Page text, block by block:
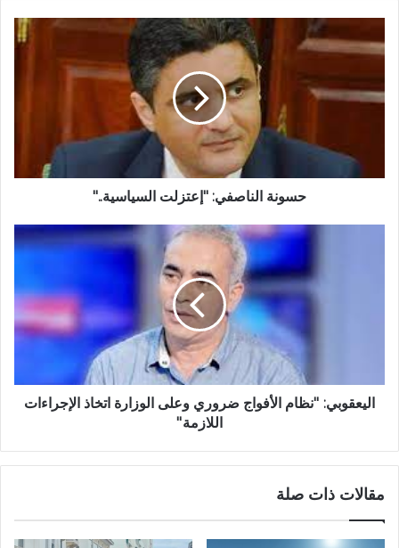
حسونة الناصفي: "إعتزلت السياسية.."
اليعقوبي: ''نظام الأفواج ضروري وعلى الوزارة اتخاذ الإجراءات
اللازمة''
مقالات ذات صلة